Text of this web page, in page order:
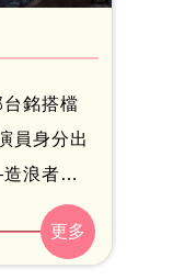
銘搭檔
員身分出
浪者》
集女配角
也沒能奪